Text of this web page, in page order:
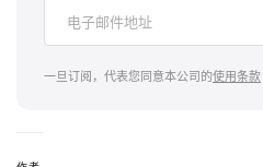
一旦订阅，代表您同意本公司的使用条款